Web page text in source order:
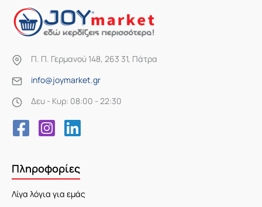
Π. Π. Γερμανού 148, 263 31, Πάτρα
info@joymarket.gr
Δευ - Κυρ: 08:00 - 22:30
Πληροφορίες
Λίγα λόγια για εμάς